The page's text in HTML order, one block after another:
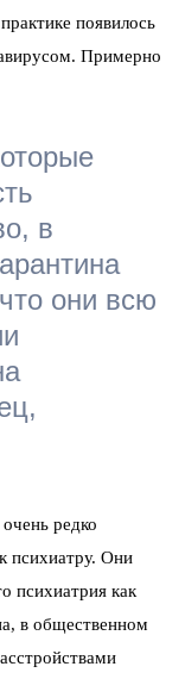
появилось
Примерно
в
они всю
редко
психиатру. Они
психиатрия как
в общественном